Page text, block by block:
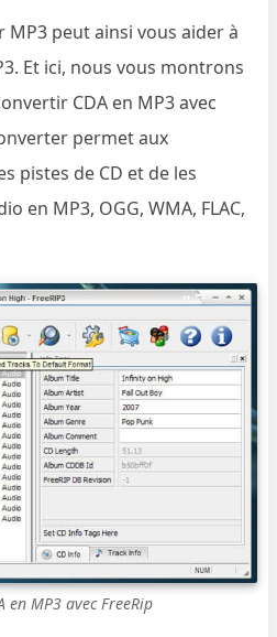
peut ainsi vous aider à
Et ici, nous vous montrons
CDA en MP3 avec
permet aux
pistes de CD et de les
en MP3, OGG, WMA, FLAC,
en MP3 avec FreeRip